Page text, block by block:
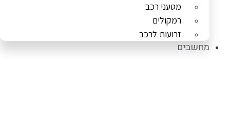
מטעני רכב
רמקולים
זרועות לרכב
מחשבים